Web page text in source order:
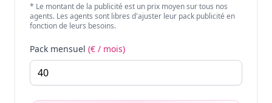
* Le montant de la publicité est un prix moyen sur tous nos
agents. Les agents sont libres d'ajuster leur pack publicité en
fonction de leurs besoins.
Pack mensuel (€ / mois)